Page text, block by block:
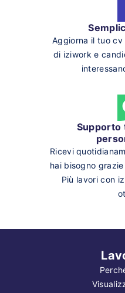
Aggiorna il tuo
di iziwork e
Supporto
Ricevi
hai bisogno
Più lavori con